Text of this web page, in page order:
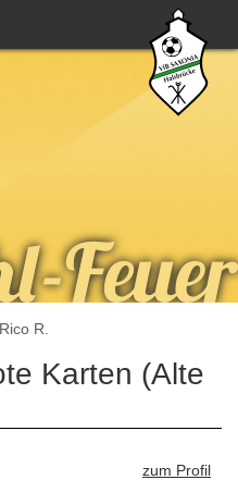
Rico R.
Karten (Alte
zum Profil